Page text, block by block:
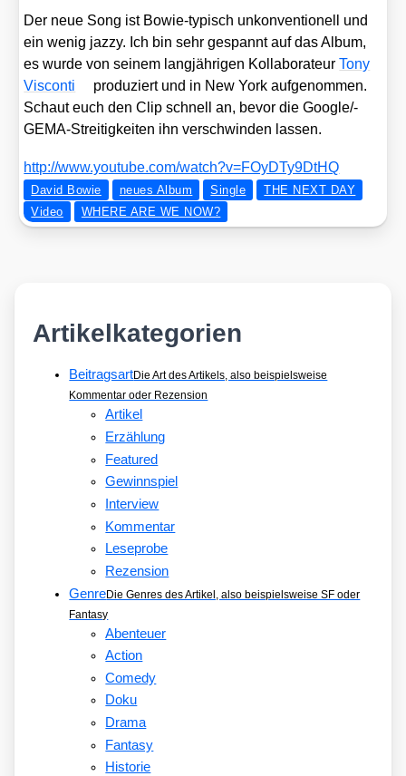
Der neue Song ist Bowie-typisch unkon­ven­tio­nell und
ein wenig jaz­zy. Ich bin sehr gespannt auf das Album,
es wur­de von sei­nem lang­jäh­ri­gen Kol­la­bo­ra­teurTony
Vis­con­ti
pro­du­ziert und in New York auf­ge­nom­men.
Schaut euch den Clip schnell an, bevor die Goo­g­le/­
GEMA-Strei­tig­kei­ten ihn ver­schwin­den las­sen.
http://​www​.you​tube​.com/​w​a​t​c​h​?​v​=​F​O​y​D​T​y​9​D​tHQ
David Bowie neues Album Single
THE NEXT DAY
Video
WHERE ARE WE NOW?
Artikelkategorien
BeitragsartDie Art des Artikels, also beispielsweise
Kommentar oder Rezension
Artikel
Erzählung
Featured
Gewinnspiel
Interview
Kommentar
Leseprobe
Rezension
GenreDie Genres des Artikel, also beispielsweise SF oder
Fantasy
Abenteuer
Action
Comedy
Doku
Drama
Fantasy
Historie